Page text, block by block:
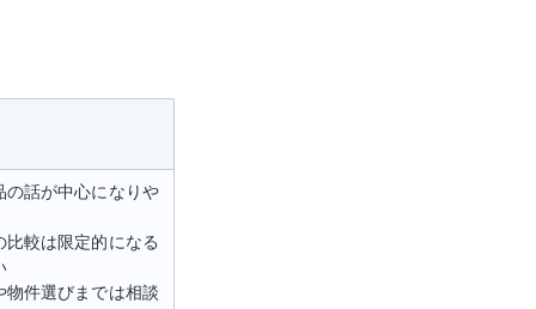
の話が中心になりや
比較は限定的になる
物件選びまでは相談